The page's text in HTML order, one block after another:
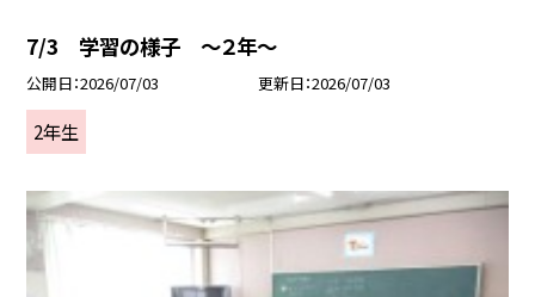
7/3 学習の様子 ～２年～
公開日 2026/07/03 更新日 2026/07/03
2年生